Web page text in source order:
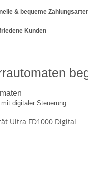
& bequeme
Kunden
digitaler Steuerung